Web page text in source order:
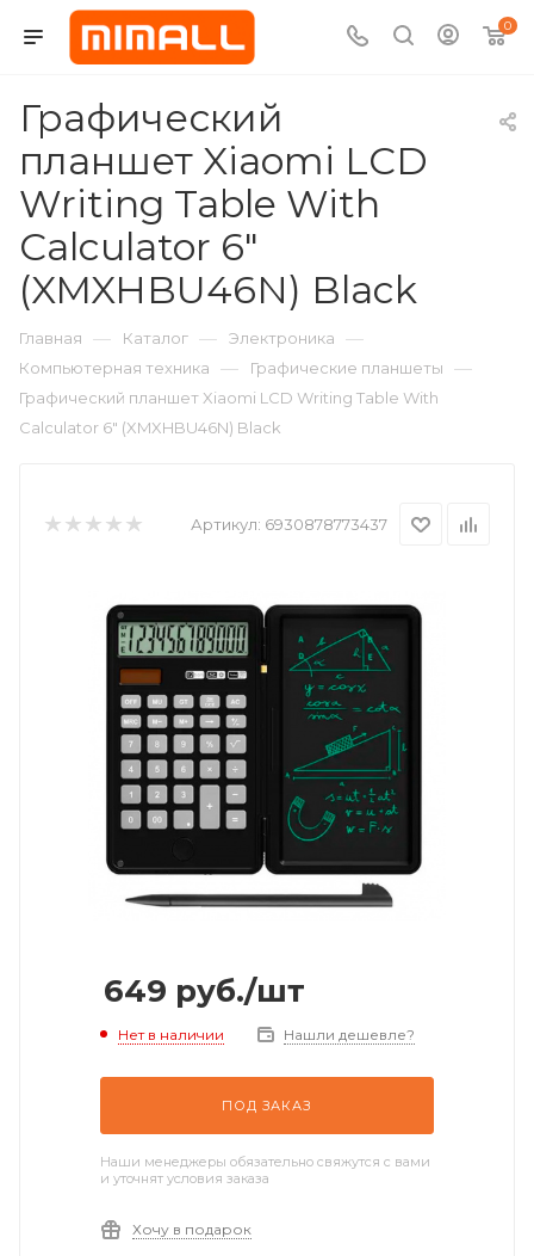
0
Графический
планшет Xiaomi LCD
Writing Table With
Calculator 6"
(XMXHBU46N) Black
Главная — Каталог — Электроника —
Компьютерная техника — Графические планшеты —
Графический планшет Xiaomi LCD Writing Table With
Calculator 6" (XMXHBU46N) Black
Артикул: 6930878773437
649 руб./шт
Нет в наличии Нашли дешевле?
ПОД ЗАКАЗ
Наши менеджеры обязательно свяжутся с вами
и уточнят условия заказа
Хочу в подарок